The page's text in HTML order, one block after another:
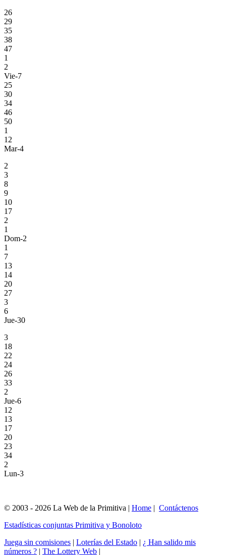
26
29
35
38
47
1
2
Vie-7
25
30
34
46
50
1
12
Mar-4
2
3
8
9
10
17
2
1
Dom-2
1
7
13
14
20
27
3
6
Jue-30
3
18
22
24
26
33
2
Jue-6
12
13
17
20
23
34
2
Lun-3
© 2003 - 2026 La Web de la Primitiva | Home | Contáctenos
Estadísticas conjuntas Primitiva y Bonoloto
Juega sin comisiones | Loterías del Estado | ¿ Han salido mis
números ? | The Lottery Web |